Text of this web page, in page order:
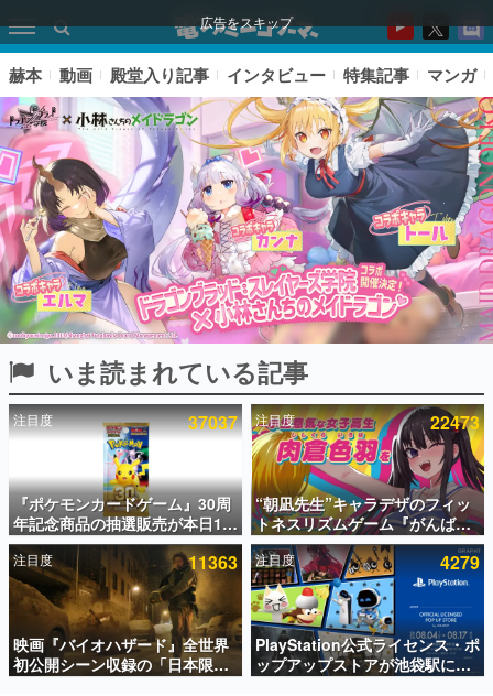
広告をスキップ
ピックアップ
電ファミのいま読まれている記事ランキング
アプリセール情報
インタビュー
連載・特集一覧
殿堂入り記事
SNS拡散数が数千以上！ ページビュー数万以上！ などな
ど。多くの人々に読まれた、電ファミ渾身の“殿堂入り”記
事をまとめました。
赫本 動画 殿堂入り記事 インタビュー 特集記事 マンガ
いま読まれている記事
注目度 37037
『ポケモンカードゲーム』30周
年記念商品の抽選販売が本日12
時より開始。拡張パック「30th
CELEBRATION」のボックス
に、「プレミアムデッキセット
エーフィ・ブラッキー」
「FUTURISTIC BOX」の計3商
品
注目度 22473
“朝凪先生”キャラデザのフィッ
トネスリズムゲーム『がんば
れ！チアリズム』Steamストア
ページが公開。キャラクターの
CVは陽向葵ゅかさん
注目度 11363
映画『バイオハザード』全世界
初公開シーン収録の「日本限
定」予告映像が解禁。バイオの
注目度 4279
PlayStation公式ライセンス・ポ
ップアップストアが池袋駅にて
期間限定で開催。夏のアパレル